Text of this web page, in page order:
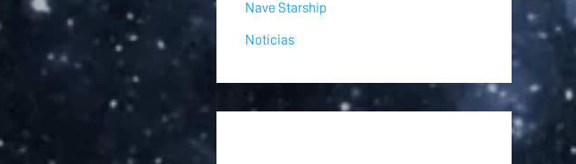
Nave Starship
Noticias